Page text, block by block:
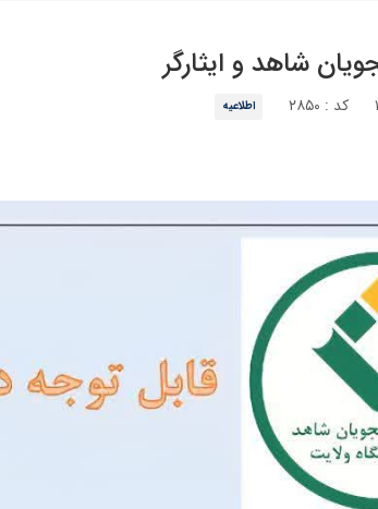
شاهد و ایثارگر
کد : ۲۸۵۰ اطلاعیه